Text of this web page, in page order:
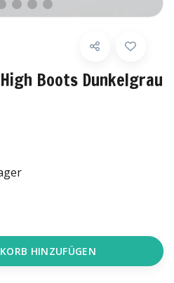
Boots Dunkelgrau
HINZUFÜGEN